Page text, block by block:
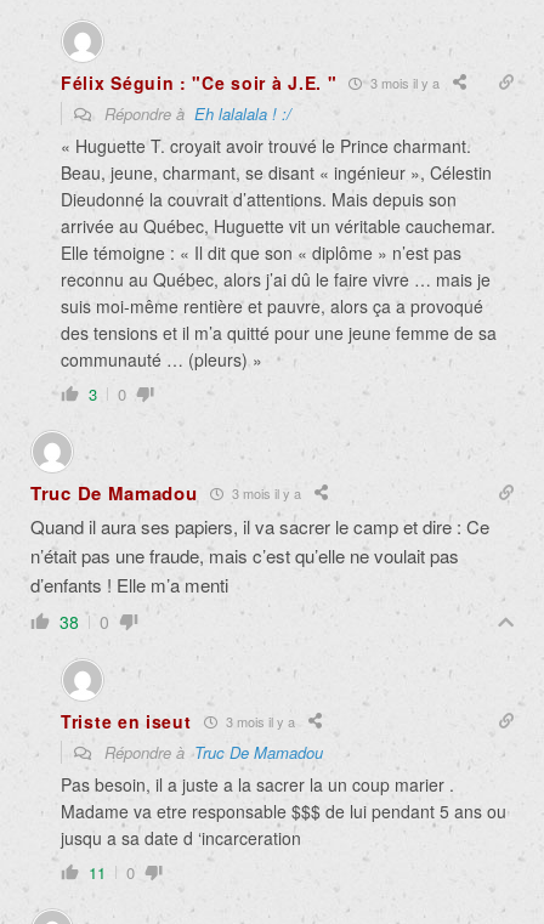
Félix Séguin : "Ce soir à J.E. " 3 mois il y a
Répondre à Eh lalalala ! :/
« Huguette T. croyait avoir trouvé le Prince charmant.
Beau, jeune, charmant, se disant « ingénieur », Célestin
Dieudonné la couvrait d’attentions. Mais depuis son
arrivée au Québec, Huguette vit un véritable cauchemar.
Elle témoigne : « Il dit que son « diplôme » n’est pas
reconnu au Québec, alors j’ai dû le faire vivre … mais je
suis moi-même rentière et pauvre, alors ça a provoqué
des tensions et il m’a quitté pour une jeune femme de sa
communauté … (pleurs) »
3 0
Truc De Mamadou 3 mois il y a
Quand il aura ses papiers, il va sacrer le camp et dire : Ce
n’était pas une fraude, mais c’est qu’elle ne voulait pas
d’enfants ! Elle m’a menti
38 0
Triste en iseut 3 mois il y a
Répondre àTruc De Mamadou
Pas besoin, il a juste a la sacrer la un coup marier .
Madame va etre responsable $$$ de lui pendant 5 ans ou
jusqu a sa date d ‘incarceration
11 0